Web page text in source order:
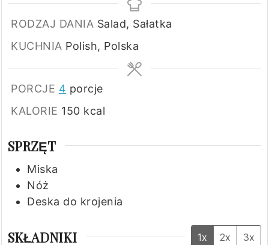
RODZAJ DANIA Salad, Sałatka
KUCHNIA Polish, Polska
PORCJE 4 porcje
KALORIE 150 kcal
SPRZĘT
Miska
Nóż
Deska do krojenia
SKŁADNIKI 1x 2x 3x